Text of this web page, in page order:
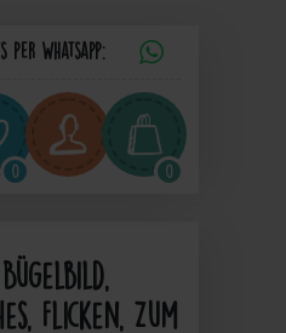
per Whatsapp:
0 0
Flicken, Zum